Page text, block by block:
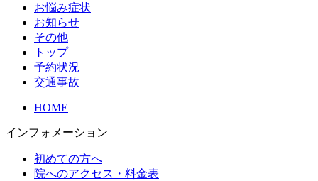
お悩み症状
お知らせ
その他
トップ
予約状況
交通事故
HOME
インフォメーション
初めての方へ
院へのアクセス・料金表